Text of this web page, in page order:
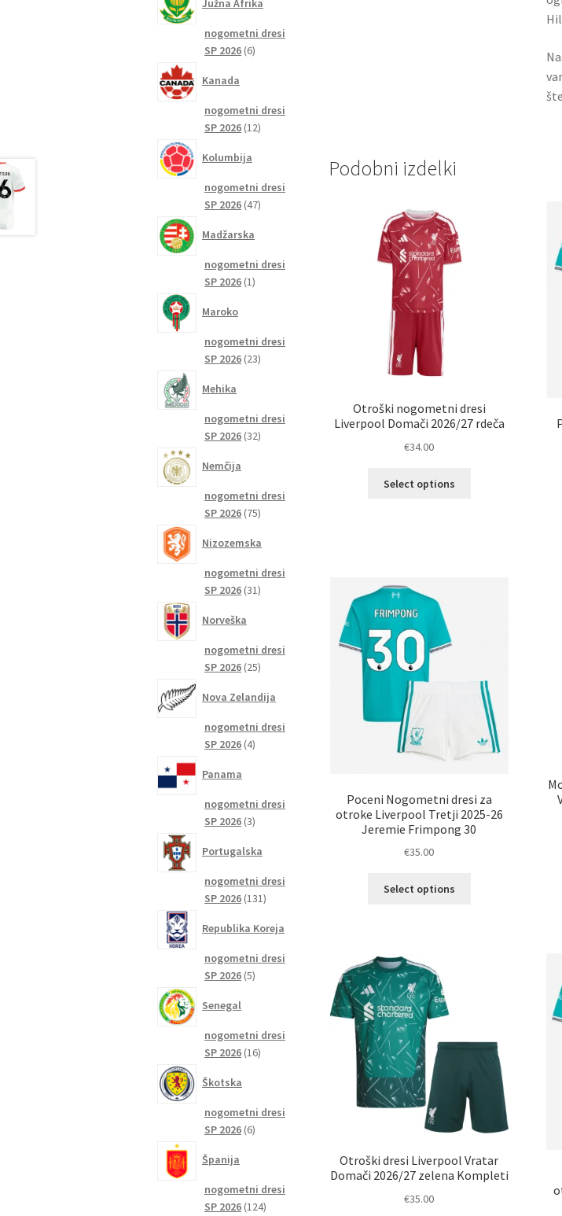
Podobni izdelki
Otroški nogometni dresi
Liverpool Domači 2026/27 rdeča
€34.00
Select options
Poceni Nogometni dresi za
otroke Liverpool Tretji 2025-26
Jeremie Frimpong 30
€35.00
Select options
izdelka
Otroški dresi Liverpool Vratar
Domači 2026/27 zelena Kompleti
€35.00
Južna Afrika
nogometni dresi
SP 2026 66
Kanada
nogometni dresi
SP 2026 1212
Kolumbija
nogometni dresi
SP 2026 4747
Madžarska
nogometni dresi
SP 2026 11
Maroko
nogometni dresi
SP 2026 2323
Mehika
nogometni dresi
SP 2026 3232
Nemčija
nogometni dresi
SP 2026 7575
Nizozemska
nogometni dresi
SP 2026 3131
Norveška
nogometni dresi
SP 2026 2525
Nova Zelandija
nogometni dresi
SP 2026 44
Panama
nogometni dresi
SP 2026 33
Portugalska
nogometni dresi
SP 2026 131131
Republika Koreja
nogometni dresi
SP 2026 55
Senegal
nogometni dresi
SP 2026 1616
Škotska
nogometni dresi
SP 2026 66
Španija
nogometni dresi
SP 2026 124124